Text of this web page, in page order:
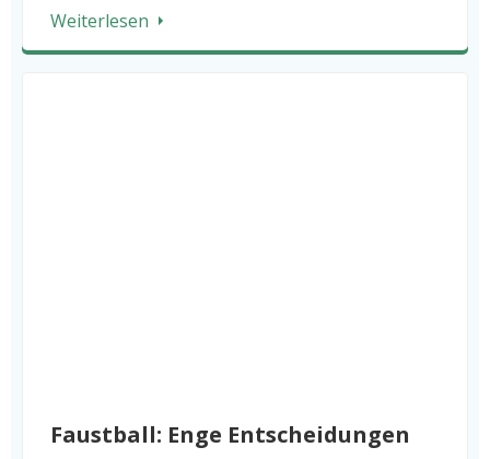
Weiterlesen
Faustball: Enge Entscheidungen